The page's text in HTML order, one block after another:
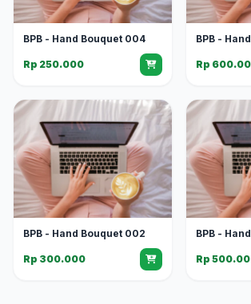
BPB - Hand Bouquet 004
Rp 250.000
BPB -
Rp
BPB - Hand Bouquet 002
Rp 300.000
BPB -
Rp